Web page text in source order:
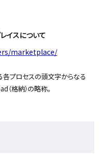
イスについて
marketplace/
プロセスの頭文字からなる
（格納）の略称。